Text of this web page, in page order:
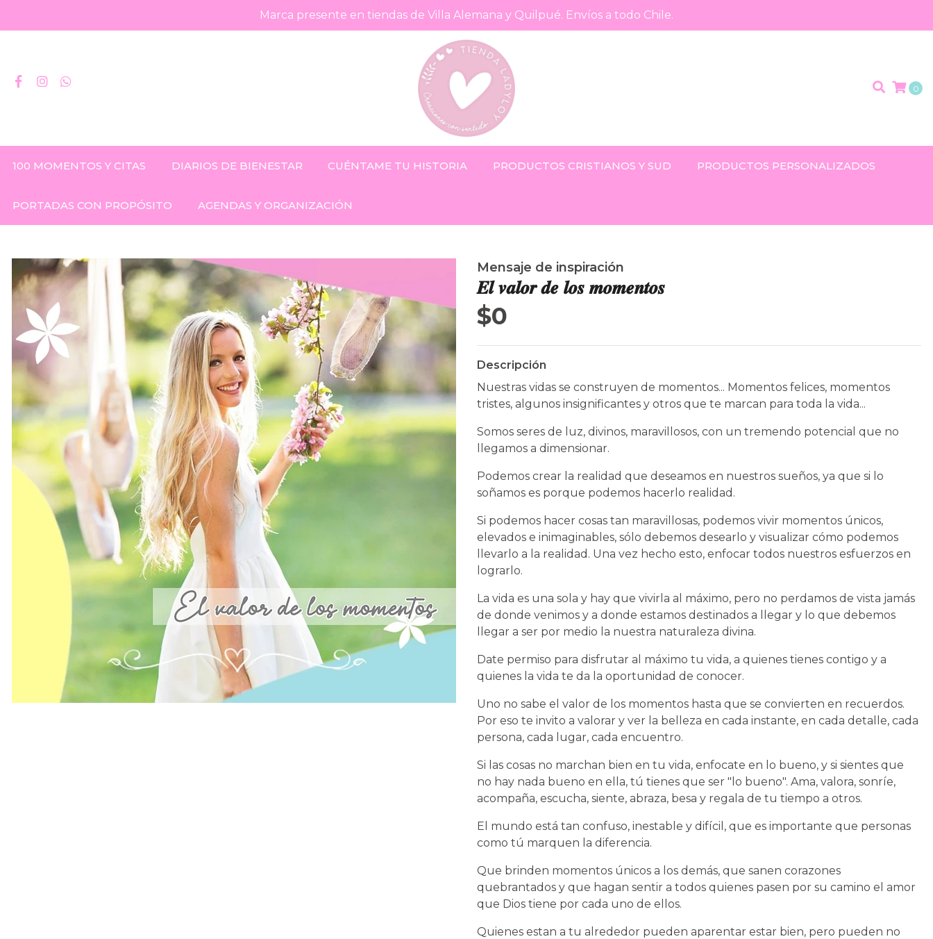
Marca presente en tiendas de Villa Alemana y Quilpué. Envíos a todo Chile.
0
100 MOMENTOS Y CITAS DIARIOS DE BIENESTAR CUÉNTAME TU HISTORIA PRODUCTOS CRISTIANOS Y SUD PRODUCTOS PERSONALIZADOS
PORTADAS CON PROPÓSITO AGENDAS Y ORGANIZACIÓN
Mensaje de inspiración
𝑬𝒍 𝒗𝒂𝒍𝒐𝒓 𝒅𝒆 𝒍𝒐𝒔 𝒎𝒐𝒎𝒆𝒏𝒕𝒐𝒔
$0
Descripción
Nuestras vidas se construyen de momentos... Momentos felices, momentos
tristes, algunos insignificantes y otros que te marcan para toda la vida...
Somos seres de luz, divinos, maravillosos, con un tremendo potencial que no
llegamos a dimensionar.
Podemos crear la realidad que deseamos en nuestros sueños, ya que si lo
soñamos es porque podemos hacerlo realidad.
Si podemos hacer cosas tan maravillosas, podemos vivir momentos únicos,
elevados e inimaginables, sólo debemos desearlo y visualizar cómo podemos
llevarlo a la realidad. Una vez hecho esto, enfocar todos nuestros esfuerzos en
lograrlo.
La vida es una sola y hay que vivirla al máximo, pero no perdamos de vista jamás
de donde venimos y a donde estamos destinados a llegar y lo que debemos
llegar a ser por medio la nuestra naturaleza divina.
Date permiso para disfrutar al máximo tu vida, a quienes tienes contigo y a
quienes la vida te da la oportunidad de conocer.
Uno no sabe el valor de los momentos hasta que se convierten en recuerdos.
Por eso te invito a valorar y ver la belleza en cada instante, en cada detalle, cada
persona, cada lugar, cada encuentro.
Si las cosas no marchan bien en tu vida, enfocate en lo bueno, y si sientes que
no hay nada bueno en ella, tú tienes que ser "lo bueno". Ama, valora, sonríe,
acompaña, escucha, siente, abraza, besa y regala de tu tiempo a otros.
El mundo está tan confuso, inestable y difícil, que es importante que personas
como tú marquen la diferencia.
Que brinden momentos únicos a los demás, que sanen corazones
quebrantados y que hagan sentir a todos quienes pasen por su camino el amor
que Dios tiene por cada uno de ellos.
Quienes estan a tu alrededor pueden aparentar estar bien, pero pueden no